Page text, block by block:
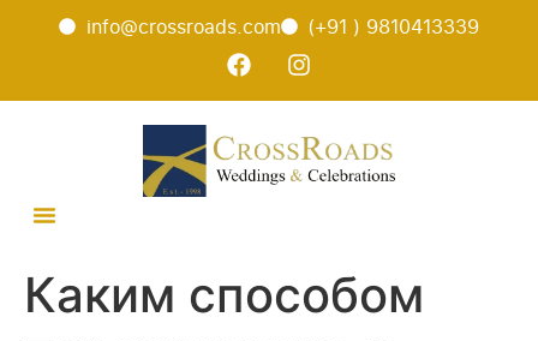
info@crossroads.com (+91 ) 9810413339
Каким способом